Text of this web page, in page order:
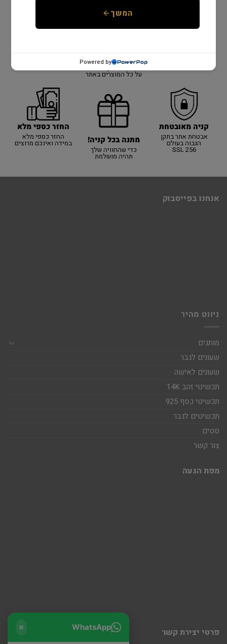
האתר!
אחריות למשך שנתיים
על כל המוצרים באתר
קניה מאובטחת
אבטחת אתר בתקן
הגבוה בעולם
SSL 256
מתנה בכל קניה!
כדי שהחוויה שלך
תהיה מושלמת
החזר כספי מלא
החזר כספי מלא
במידה ואינכם מרוצים
אנחנו בפייסבוק
ניווט מהיר
מותגים
שעונים לגבר
שעונים לאישה
תכשיטי זהב 14K
תכשיטי כסף 925
תכשיטים לגבר
סטים
צור קשר
מפת הגעה
פרטי יצירת קשר WhatsApp
המשך
Powered by